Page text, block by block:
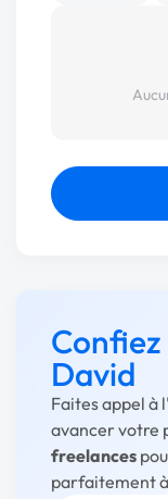
David
Faites appel à
avancer votre
freelances
parfaitement